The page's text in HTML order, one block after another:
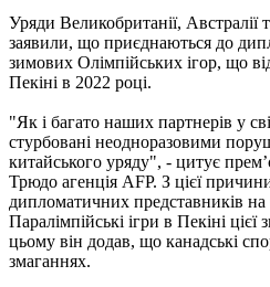
Уряди Великобританії, Австралії
заявили, що приєднаються до
зимових Олімпійських ігор, що
Пекіні в 2022 році.
"Як і багато наших партнерів у
стурбовані неодноразовими
китайського уряду", - цитує
Трюдо агенція AFP. З цієї
дипломатичних представників на
Паралімпійські ігри в Пекіні
цьому він додав, що канадські
змаганнях.